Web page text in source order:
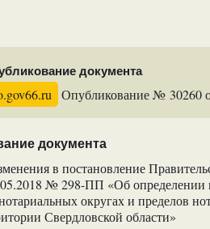
документа
Опубликование № 30260
документа
в постановление
№ 298-ПП «Об определении
округах и пределов
Свердловской области»